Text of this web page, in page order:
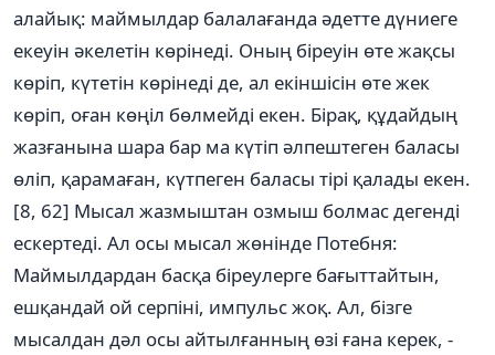
алайық: маймылдар балалағанда әдетте дүниеге
екеуін әкелетін көрінеді. Оның біреуін өте жақсы
көріп, күтетін көрінеді де, ал екіншісін өте жек
көріп, оған көңіл бөлмейді екен. Бірақ, құдайдың
жазғанына шара бар ма күтіп әлпештеген баласы
өліп, қарамаған, күтпеген баласы тірі қалады екен.
[8, 62] Мысал жазмыштан озмыш болмас дегенді
ескертеді. Ал осы мысал жөнінде Потебня:
Маймылдардан басқа біреулерге бағыттайтын,
ешқандай ой серпіні, импульс жоқ. Ал, бізге
мысалдан дәл осы айтылғанның өзі ғана керек, -